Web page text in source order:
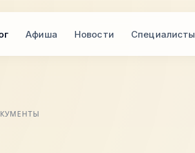
Афиша Новости Специалисты